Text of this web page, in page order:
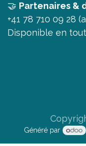
🤝 Partenaires &
+41 78 710 09 28
Disponible en
Généré par